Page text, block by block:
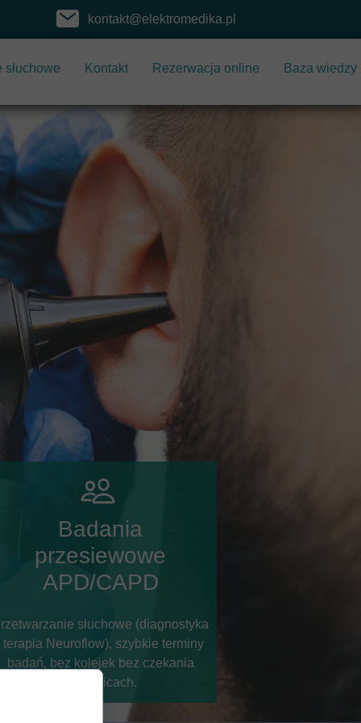
kontakt@elektromedika.pl
słuchowe Kontakt Rezerwacja online Baza wiedzy
Badania
przesiewowe
APD/CAPD
słuchowe (diagnostyka
terapia Neuroflow), szybkie terminy
badań, bez kolejek bez czekania
w Gliwicach.